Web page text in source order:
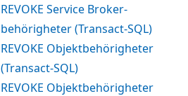
REVOKE Service Broker-
behörigheter (Transact-SQL)
REVOKE Objektbehörigheter
(Transact-SQL)
REVOKE Objektbehörigheter